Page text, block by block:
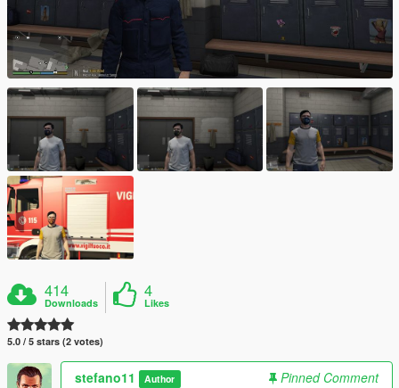
414
Downloads
4
Likes
5.0 / 5 stars (2 votes)
stefano11 Author
Pinned Comment